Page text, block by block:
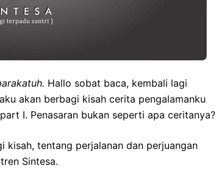
. Hallo sobat baca, kembali lagi
akan berbagi kisah cerita pengalamanku
I. Penasaran bukan seperti apa ceritanya?
kisah, tentang perjalanan dan perjuangan
Sintesa.